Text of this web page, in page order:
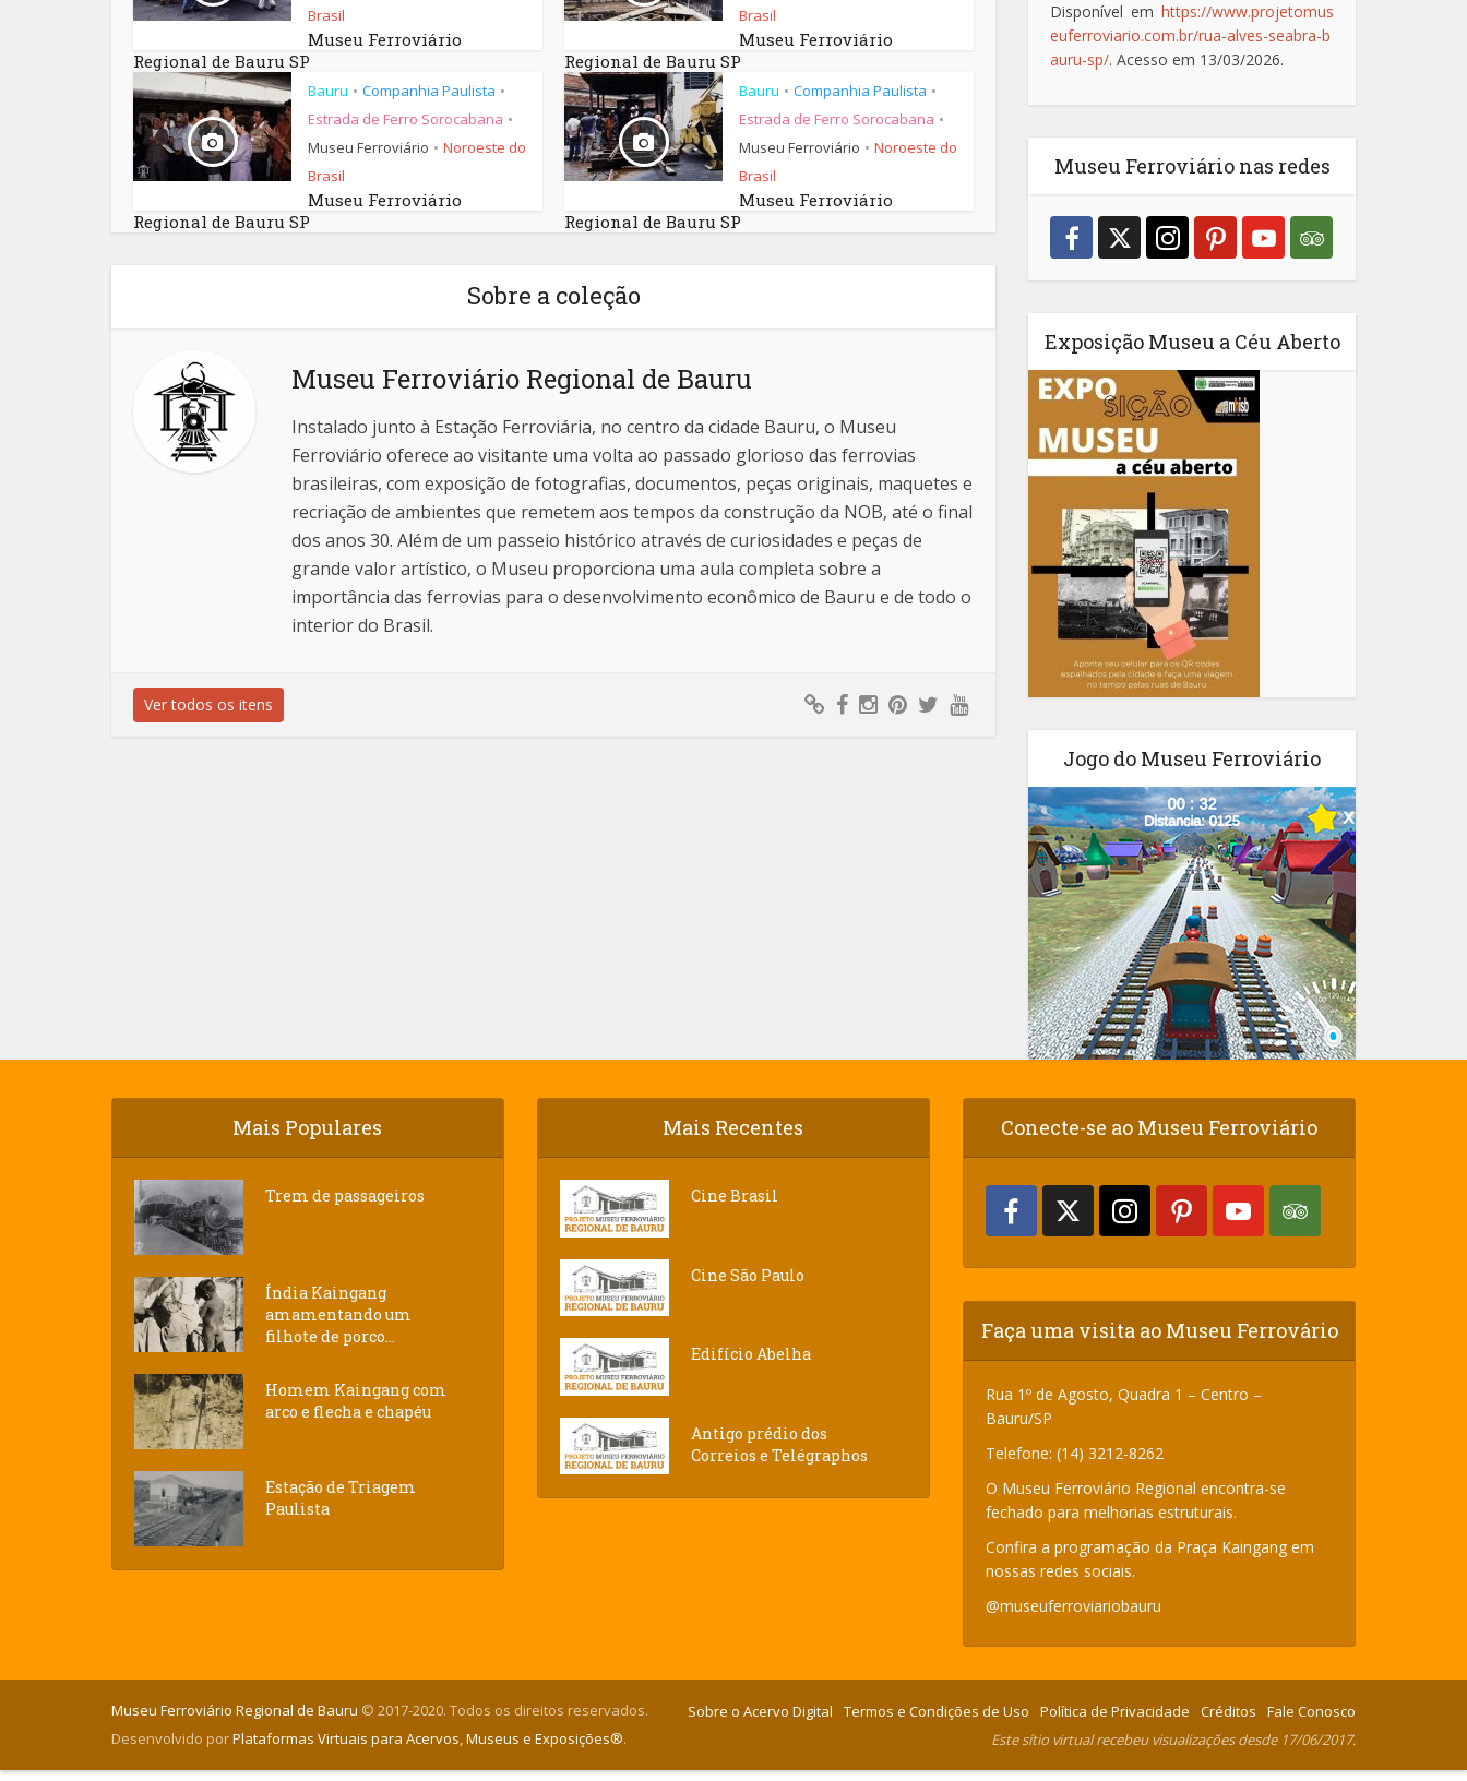
Brasil
Museu Ferroviário
Regional de Bauru SP
Brasil
Museu Ferroviário
Regional de Bauru SP
Bauru • Companhia Paulista •
Estrada de Ferro Sorocabana •
Museu Ferroviário • Noroeste do
Brasil
Museu Ferroviário
Regional de Bauru SP
Bauru • Companhia Paulista •
Estrada de Ferro Sorocabana •
Museu Ferroviário • Noroeste do
Brasil
Museu Ferroviário
Regional de Bauru SP
Sobre a coleção
Museu Ferroviário Regional de Bauru
Instalado junto à Estação Ferroviária, no centro da cidade Bauru, o Museu
Ferroviário oferece ao visitante uma volta ao passado glorioso das ferrovias
brasileiras, com exposição de fotografias, documentos, peças originais, maquetes e
recriação de ambientes que remetem aos tempos da construção da NOB, até o final
dos anos 30. Além de um passeio histórico através de curiosidades e peças de
grande valor artístico, o Museu proporciona uma aula completa sobre a
importância das ferrovias para o desenvolvimento econômico de Bauru e de todo o
interior do Brasil.
Ver todos os itens
Disponível em https://www.projetomus
euferroviario.com.br/rua-alves-seabra-b
auru-sp/. Acesso em 13/03/2026.
Museu Ferroviário nas redes
Exposição Museu a Céu Aberto
Jogo do Museu Ferroviário
Mais Populares
Trem de passageiros
Índia Kaingang
amamentando um
filhote de porco...
Homem Kaingang com
arco e flecha e chapéu
Estação de Triagem
Paulista
Mais Recentes
Cine Brasil
Cine São Paulo
Edifício Abelha
Antigo prédio dos
Correios e Telégraphos
Conecte-se ao Museu Ferroviário
Faça uma visita ao Museu Ferrovário
Rua 1º de Agosto, Quadra 1 – Centro –
Bauru/SP
Telefone: (14) 3212-8262
O Museu Ferroviário Regional encontra-se
fechado para melhorias estruturais.
Confira a programação da Praça Kaingang em
nossas redes sociais.
@museuferroviariobauru
Museu Ferroviário Regional de Bauru © 2017-2020. Todos os direitos reservados.
Desenvolvido porPlataformas Virtuais para Acervos, Museus e Exposições®.
Sobre o Acervo Digital Termos e Condições de Uso Política de Privacidade Créditos
Fale Conosco
Este sítio virtual recebeu visualizações desde 17/06/2017.